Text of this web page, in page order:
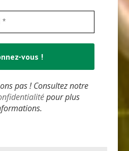
pas ! Consultez notre
pour plus